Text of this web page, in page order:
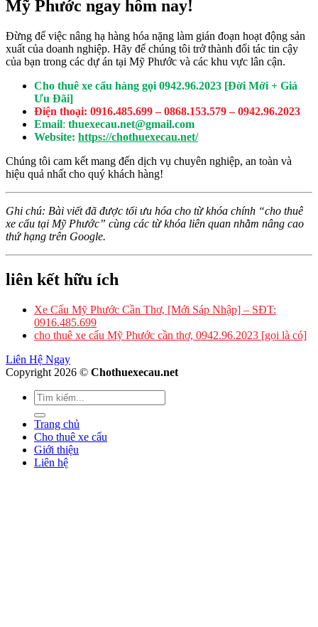
Mỹ Phước ngay hôm nay!
Đừng để việc nâng hạ hàng hóa nặng làm gián đoạn hoạt động sản
xuất của doanh nghiệp. Hãy để chúng tôi trở thành đối tác tin cậy
của bạn trong các dự án tại Mỹ Phước và các khu vực lân cận.
Cho thuê xe cẩu hàng gọi 0942.96.2023 [Đời Mới + Giá
Ưu Đãi]
Điện thoại: 0916.485.699 – 0868.153.579 – 0942.96.2023
Email: thuexecau.net@gmail.com
Website: https://chothuexecau.net/
Chúng tôi cam kết mang đến dịch vụ chuyên nghiệp, an toàn và
hiệu quả nhất cho quý khách hàng!
Ghi chú: Bài viết đã được tối ưu hóa cho từ khóa chính “cho thuê
xe cẩu tại Mỹ Phước” cùng các từ khóa liên quan nhằm nâng cao
thứ hạng trên Google.
liên kết hữu ích
Xe Cẩu Mỹ Phước Cần Thơ, [Mới Sáp Nhập] – SĐT:
0916.485.699
cho thuê xe cẩu Mỹ Phước cần thơ, 0942.96.2023 [gọi là có]
Liên Hệ Ngay
Copyright 2026 © Chothuexecau.net
Trang chủ
Cho thuê xe cẩu
Giới thiệu
Liên hệ